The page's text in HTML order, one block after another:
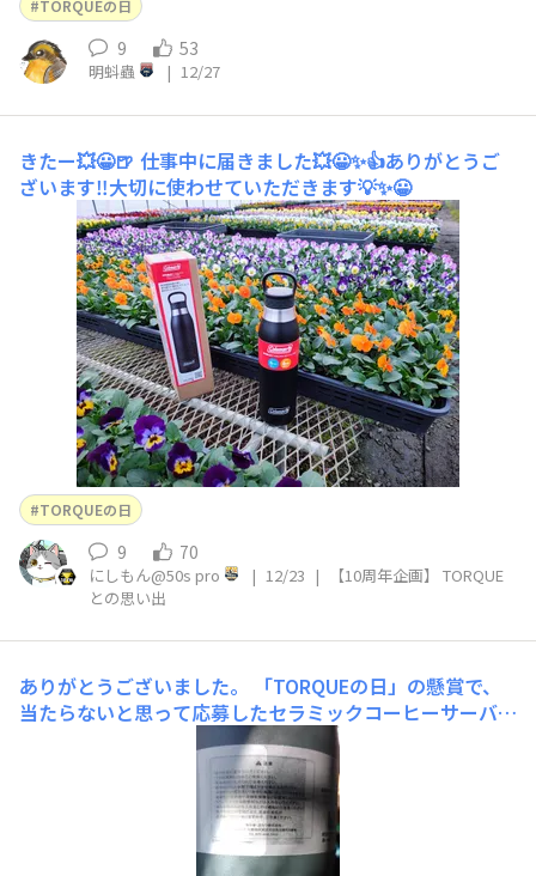
TORQUEの日
9 53
明蚪蟲 | 12/27
きたー💥😀🍺 仕事中に届きました💥😀✨👍ありがとうご
ざいます‼️大切に使わせていただきます💡✨😀
TORQUEの日
9 70
にしもん@50s pro | 12/23 |
【10周年企画】 TORQUE
との思い出
ありがとうございました。
「TORQUEの日」の懸賞で、
当たらないと思って応募したセラミックコーヒーサーバー
が当たりました！！ありがとうございました。 据え置き
型だけあって、断熱性能がいいですねぇ。夜中に寒くなっ
てきたんで淹れたお茶などを残して寝て起きてもまだ温か
いので、布団から出たくない時に気合い入れるのにすごく